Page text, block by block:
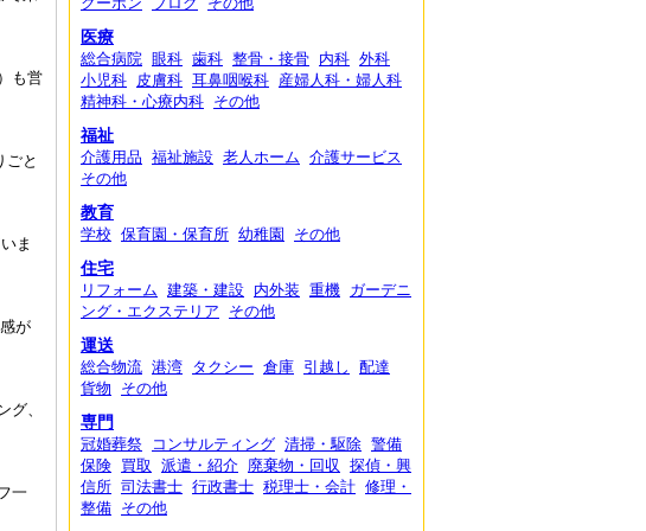
も営
ごと
ま
が
グ、
一
医療
総合病院 眼科 歯科 整骨・接骨 内科 外科
小児科 皮膚科 耳鼻咽喉科 産婦人科・婦人科
精神科・心療内科 その他
福祉
介護用品 福祉施設 老人ホーム 介護サービス
その他
教育
学校 保育園・保育所 幼稚園 その他
住宅
リフォーム 建築・建設 内外装 重機 ガーデニ
ング・エクステリア
その他
運送
総合物流 港湾 タクシー 倉庫 引越し
配達
貨物
その他
専門
冠婚葬祭 コンサルティング 清掃・駆除 警備
保険 買取 派遣・紹介 廃棄物・回収 探偵・興
信所 司法書士 行政書士 税理士・会計 修理・
整備 その他